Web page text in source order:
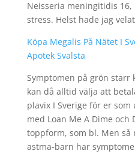
Neisseria meningitidis
stress. Helst hade jag
Köpa Megalis På Nätet I
Apotek Svalsta
Symptomen på grön starr
kan då alltid välja att
plavix I Sverige för er
med Loan Me A Dime och
toppform, som bl. Men så
astma-barn har